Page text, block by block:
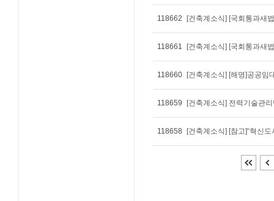
118662 [건축계소식] [국회통과새
118661 [건축계소식] [국회통과새
118660 [건축계소식] [해명]공공임
118659 [건축계소식] 전력기술관
118658 [건축계소식] [참고]“혁신